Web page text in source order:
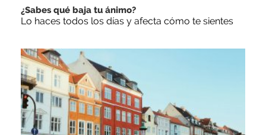
¿Sabes qué baja tu ánimo?
Lo haces todos los días y afecta cómo te sientes